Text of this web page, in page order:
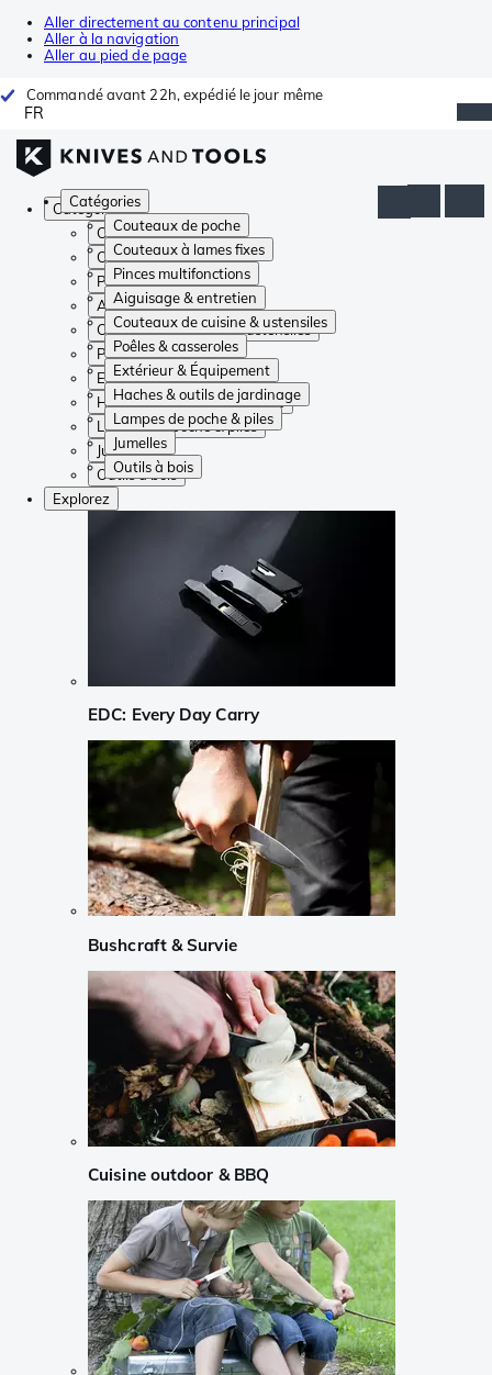
Aller directement au contenu principal
Aller à la navigation
Aller au pied de page
Commandé avant 22h, expédié le jour même
FR
Catégories
Couteaux de poche
Couteaux à lames fixes
Pinces multifonctions
Aiguisage & entretien
Couteaux de cuisine & ustensiles
Poêles & casseroles
Extérieur & Équipement
Haches & outils de jardinage
Lampes de poche & piles
Jumelles
Outils à bois
Catégories
Couteaux de poche
Couteaux à lames fixes
Pinces multifonctions
Aiguisage & entretien
Couteaux de cuisine & ustensiles
Poêles & casseroles
Extérieur & Équipement
Haches & outils de jardinage
Lampes de poche & piles
Jumelles
Outils à bois
Explorez
EDC: Every Day Carry
Bushcraft & Survie
Cuisine outdoor & BBQ